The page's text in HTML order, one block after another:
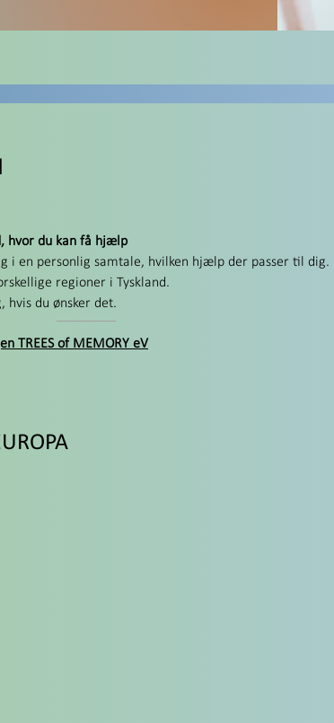
hvor du kan få hjælp
i en personlig samtale, hvilken hjælp der passer til dig.
regioner i Tyskland.
du ønsker det.
TREES of MEMORY eV